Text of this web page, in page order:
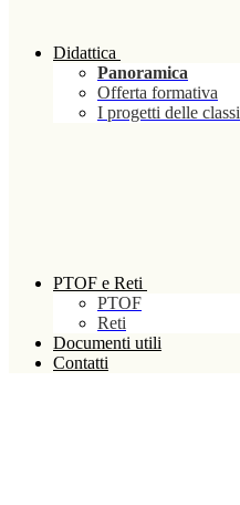
Didattica
Panoramica
Offerta formativa
I progetti delle classi
PTOF e Reti
PTOF
Reti
Documenti utili
Contatti